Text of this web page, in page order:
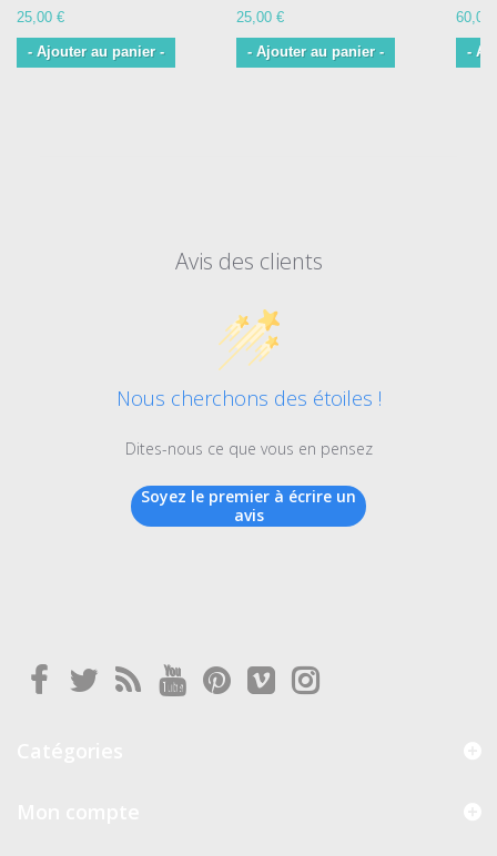
25,00 €
- Ajouter au panier -
25,00 €
- Ajouter au panier -
60,00
-
Avis des clients
Nous cherchons des étoiles !
Dites-nous ce que vous en pensez
Soyez le premier à écrire un
avis